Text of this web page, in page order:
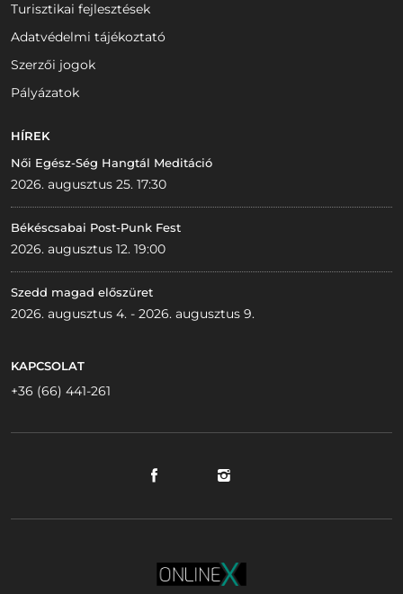
Turisztikai fejlesztések
Adatvédelmi tájékoztató
Szerzői jogok
Pályázatok
HÍREK
Női Egész-Ség Hangtál Meditáció
2026. augusztus 25. 17:30
Békéscsabai Post-Punk Fest
2026. augusztus 12. 19:00
Szedd magad előszüret
2026. augusztus 4. - 2026. augusztus 9.
KAPCSOLAT
+36 (66) 441-261